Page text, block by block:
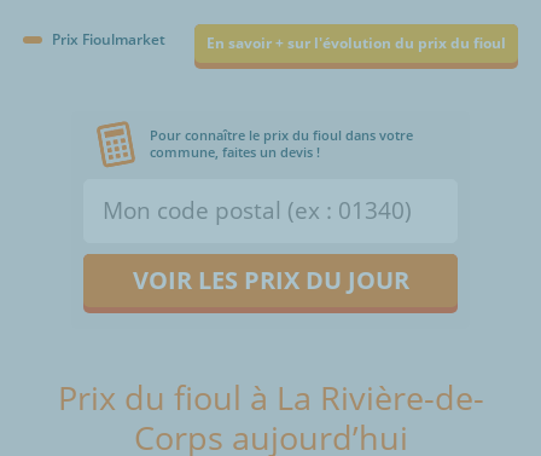
Prix Fioulmarket En savoir + sur l'évolution du prix du fioul
Pour connaître le prix du fioul dans votre
commune, faites un devis !
VOIR LES PRIX DU JOUR
Prix du fioul à La Rivière-de-
Corps aujourd’hui